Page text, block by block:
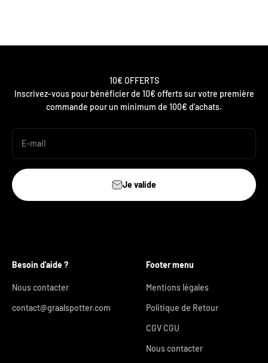
10€ OFFERTS
Inscrivez-vous pour bénéficier de 10€ offerts sur votre première
commande pour un minimum de 100€ d'achats.
E-mail
Je valide
Besoin d'aide ?
Nous contacter
contact@graalspotter.com
Footer menu
Mentions légales
Politique de Retour
CGV CGU
Nous contacter